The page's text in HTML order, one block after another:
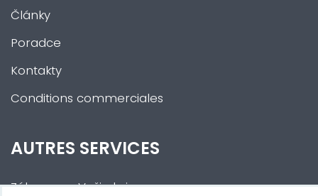
Články
Poradce
Kontakty
Conditions commerciales
AUTRES SERVICES
Zábava na Vaši akci